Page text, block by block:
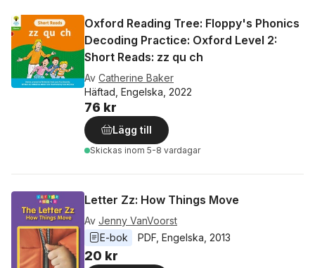
Oxford Reading Tree: Floppy's Phonics
Decoding Practice: Oxford Level 2:
Short Reads: zz qu ch
Av Catherine Baker
Häftad, Engelska, 2022
76 kr
Lägg till
Skickas inom 5-8 vardagar
Letter Zz: How Things Move
Av Jenny VanVoorst
E-bok
PDF Engelska 2013
20 kr